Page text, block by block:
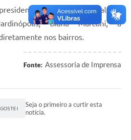
do Fundo Social de
Biana Marconi, a
nos bairros.
Fonte: Assessoria de Imprensa
Seja o primeiro a curtir esta
notícia.